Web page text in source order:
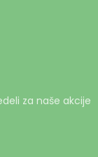
za naše akcije